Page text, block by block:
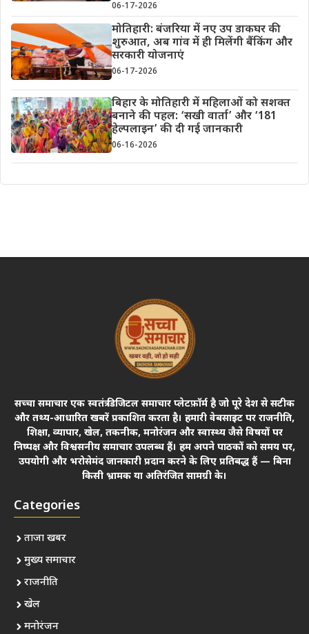
06-17-2026
मोतिहारी: बंजरिया में नए उप डाकघर की
शुरुआत, अब गांव में ही मिलेंगी बैंकिंग और
सरकारी योजनाएं
06-17-2026
बिहार के मोतिहारी में महिलाओं को सशक्त
बनाने की पहल: ‘सखी वार्ता’ और ‘181
हेल्पलाइन’ की दी गई जानकारी
06-16-2026
सच्चा समाचार एक स्वतंत्र डिजिटल समाचार प्लेटफ़ॉर्म है जो पूरे देश से सटीक
और तथ्य-आधारित खबरें प्रकाशित करता है। हमारी वेबसाइट पर राजनीति,
शिक्षा, व्यापार, खेल, तकनीक, मनोरंजन और स्वास्थ्य जैसे विषयों पर
निष्पक्ष और विश्वसनीय समाचार उपलब्ध हैं। हम अपने पाठकों को समय पर,
उपयोगी और भरोसेमंद जानकारी प्रदान करने के लिए प्रतिबद्ध हैं — बिना
किसी भ्रामक या अतिरंजित सामग्री के।
Categories
ताजा खबर
मुख्य समाचार
राजनीति
खेल
मनोरंजन